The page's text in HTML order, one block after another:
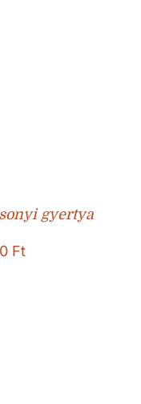
gyertya
FtÁrtartomány: